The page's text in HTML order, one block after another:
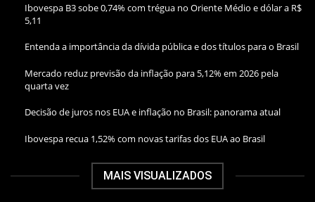
Ibovespa B3 sobe 0,74% com trégua no Oriente Médio e dólar a R$
5,11
Entenda a importância da dívida pública e dos títulos para o Brasil
Mercado reduz previsão da inflação para 5,12% em 2026 pela
quarta vez
Decisão de juros nos EUA e inflação no Brasil: panorama atual
Ibovespa recua 1,52% com novas tarifas dos EUA ao Brasil
MAIS VISUALIZADOS